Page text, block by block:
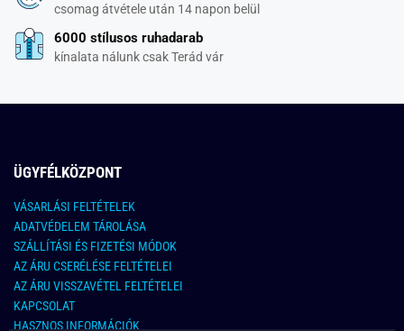
csomag átvétele után 14 napon belül
6000 stílusos ruhadarab
kínalata nálunk csak Terád vár
ÜGYFÉLKÖZPONT
VÁSARLÁSI FELTÉTELEK
ADATVÉDELEM TÁROLÁSA
SZÁLLÍTÁSI ÉS FIZETÉSI MÓDOK
AZ ÁRU CSERÉLÉSE FELTÉTELEI
AZ ÁRU VISSZAVÉTEL FELTÉTELEI
KAPCSOLAT
HASZNOS INFORMÁCIÓK